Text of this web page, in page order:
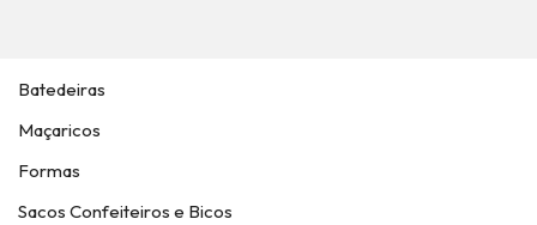
Batedeiras
Maçaricos
Formas
Sacos Confeiteiros e Bicos